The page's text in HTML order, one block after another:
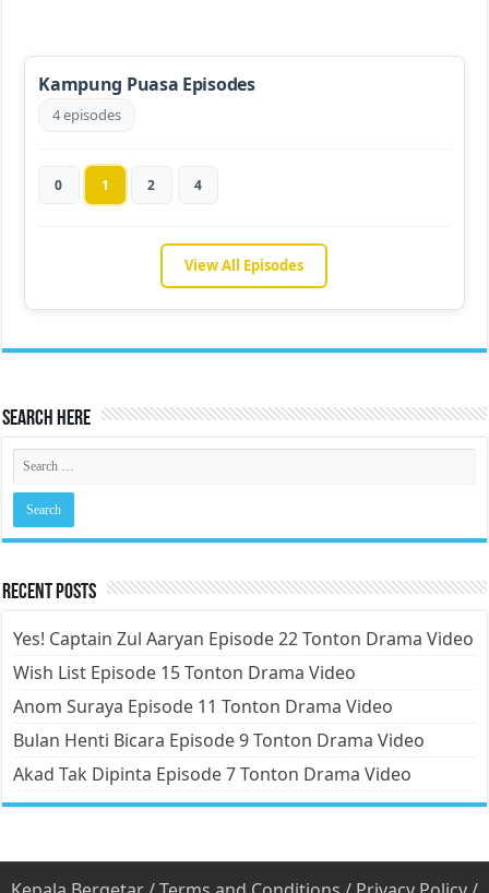
Kampung Puasa Episodes
4 episodes
0 1 2 4
View All Episodes
Search Here
Recent Posts
Yes! Captain Zul Aaryan Episode 22 Tonton Drama Video
Wish List Episode 15 Tonton Drama Video
Anom Suraya Episode 11 Tonton Drama Video
Bulan Henti Bicara Episode 9 Tonton Drama Video
Akad Tak Dipinta Episode 7 Tonton Drama Video